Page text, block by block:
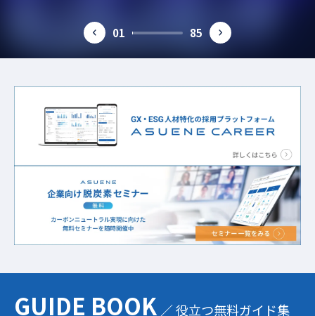
prev 01 85 next
GUIDE BOOK ／ 役立つ無料ガイド集